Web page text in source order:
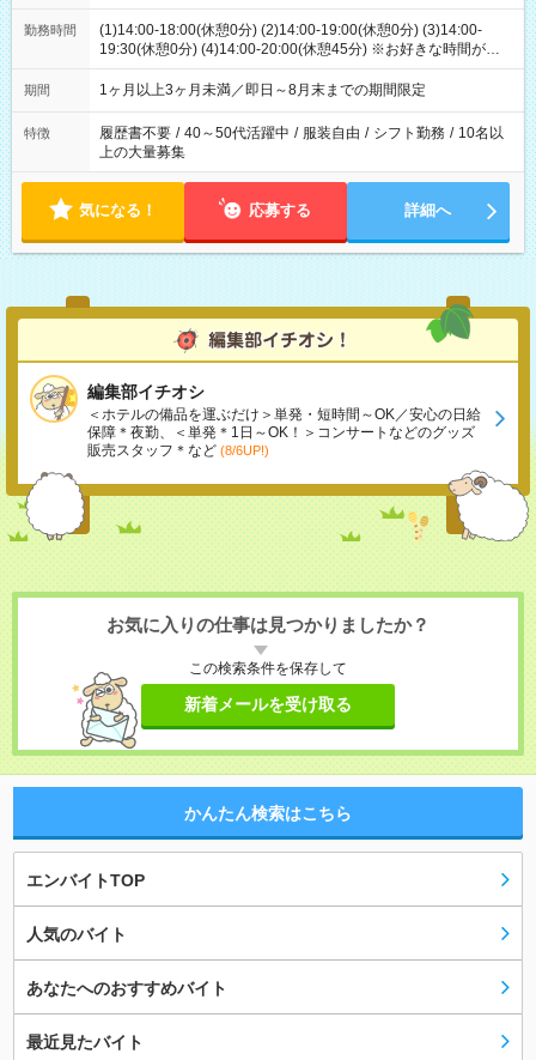
勤務時間
(1)14:00-18:00(休憩0分) (2)14:00-19:00(休憩0分) (3)14:00-
19:30(休憩0分) (4)14:00-20:00(休憩45分) ※お好きな時間が選べ
ます
期間 1ヶ月以上3ヶ月未満／即日～8月末までの期間限定
特徴 履歴書不要 / 40～50代活躍中 / 服装自由 / シフト勤務 / 10名以
上の大量募集
気になる！ 応募する 詳細へ
編集部イチオシ
＜ホテルの備品を運ぶだけ＞単発・短時間～OK／安心の日給
保障＊夜勤、＜単発＊1日～OK！＞コンサートなどのグッズ
販売スタッフ＊など (8/6UP!)
お気に入りの仕事は見つかりましたか？
この検索条件を保存して
新着メールを受け取る
かんたん検索はこちら
エンバイトTOP
人気のバイト
あなたへのおすすめバイト
最近見たバイト